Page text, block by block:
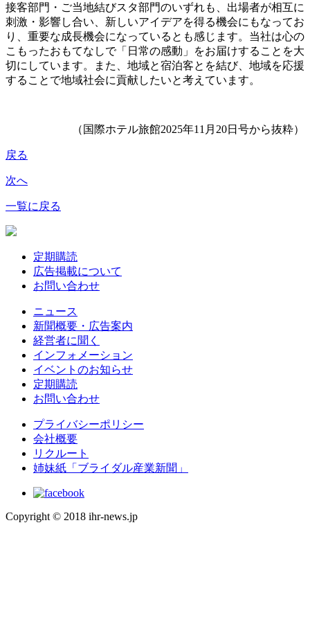
接客部門・ご当地結びスタ部門のいずれも、出場者が相互に
刺激・影響し合い、新しいアイデアを得る機会にもなってお
り、重要な成長機会になっているとも感じます。当社は心の
こもったおもてなしで「日常の感動」をお届けすることを大
切にしています。また、地域と宿泊客とを結び、地域を応援
することで地域社会に貢献したいと考えています。
（国際ホテル旅館2025年11月20日号から抜粋）
戻る
次へ
一覧に戻る
定期購読
広告掲載について
お問い合わせ
ニュース
新聞概要・広告案内
経営者に聞く
インフォメーション
イベントのお知らせ
定期購読
お問い合わせ
プライバシーポリシー
会社概要
リクルート
姉妹紙「ブライダル産業新聞」
Copyright © 2018 ihr-news.jp